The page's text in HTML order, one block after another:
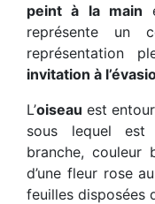
peint à la main
représente un
représentation
invitation à
L’oiseau est
sous lequel est
branche, couleur
d’une fleur rose
feuilles disposées